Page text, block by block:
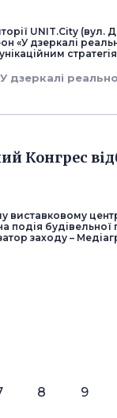
UNIT.City (вул.
«У дзеркалі
У дзеркалі
Конгрес
виставковому
подія будівельної
заходу –
8 9